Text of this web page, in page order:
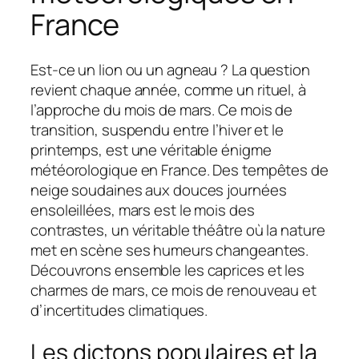
France
Est-ce un lion ou un agneau ? La question
revient chaque année, comme un rituel, à
l’approche du mois de mars. Ce mois de
transition, suspendu entre l’hiver et le
printemps, est une véritable énigme
météorologique en France. Des tempêtes de
neige soudaines aux douces journées
ensoleillées, mars est le mois des
contrastes, un véritable théâtre où la nature
met en scène ses humeurs changeantes.
Découvrons ensemble les caprices et les
charmes de mars, ce mois de renouveau et
d’incertitudes climatiques.
Les dictons populaires et la